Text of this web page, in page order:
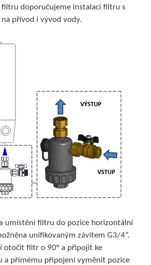
filtru doporučujeme instalaci filtru s
přívod i vývod vody.
umístění filtru do pozice horizontální
unifikovaným závitem G3/4”.
otočit filtr o 90° a připojit ke
a přímému připojení vyměnit pozice